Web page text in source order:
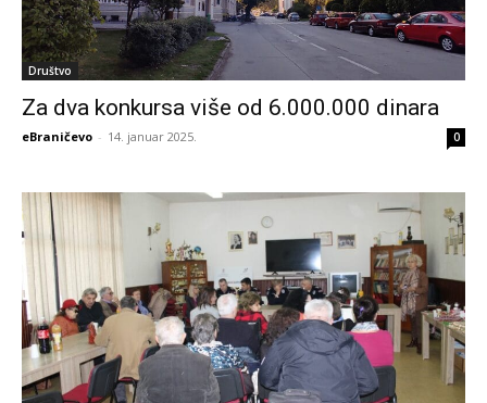
Društvo
Za dva konkursa više od 6.000.000 dinara
eBraničevo - 14. januar 2025. 0